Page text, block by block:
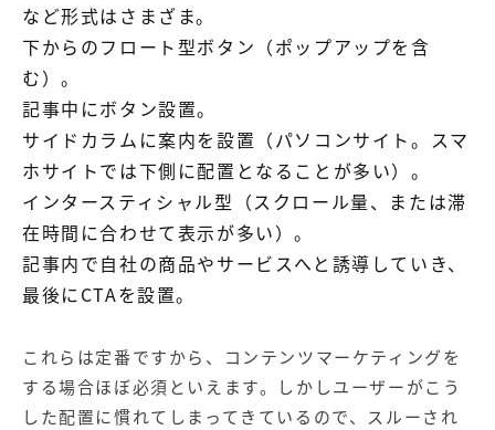
など形式はさまざま。
下からのフロート型ボタン（ポップアップを含
む）。
記事中にボタン設置。
サイドカラムに案内を設置（パソコンサイト。スマ
ホサイトでは下側に配置となることが多い）。
インタースティシャル型（スクロール量、または滞
在時間に合わせて表示が多い）。
記事内で自社の商品やサービスへと誘導していき、
最後にCTAを設置。
これらは定番ですから、コンテンツマーケティングを
する場合ほぼ必須といえます。しかしユーザーがこう
した配置に慣れてしまってきているので、スルーされ